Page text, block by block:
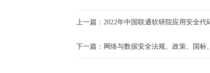
上一篇：2022年中国联通软研院应用安全
下一篇：网络与数据安全法规、政策、国标